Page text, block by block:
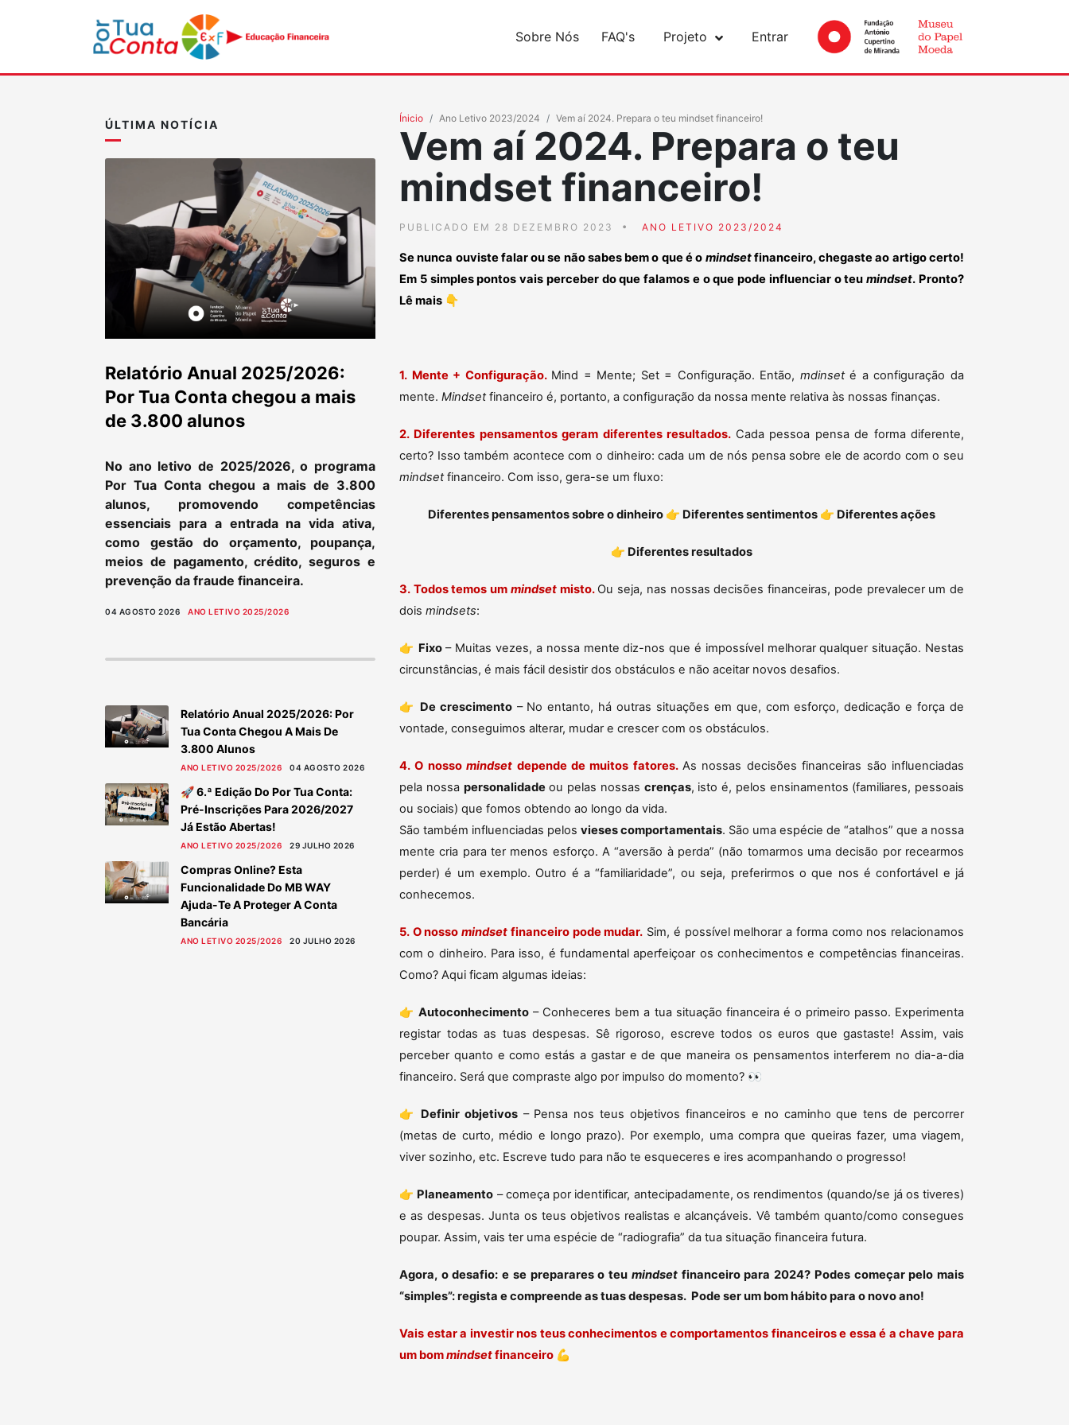
Sobre Nós FAQ's Projeto Entrar
ÚLTIMA NOTÍCIA
Relatório Anual 2025/2026:
Por Tua Conta chegou a mais
de 3.800 alunos
No ano letivo de 2025/2026, o programa
Por Tua Conta chegou a mais de 3.800
alunos, promovendo competências
essenciais para a entrada na vida ativa,
como gestão do orçamento, poupança,
meios de pagamento, crédito, seguros e
prevenção da fraude financeira.
04 AGOSTO 2026 ANO LETIVO 2025/2026
Relatório Anual 2025/2026: Por
Tua Conta Chegou A Mais De
3.800 Alunos
ANO LETIVO 2025/2026 04 AGOSTO 2026
🚀 6.ª Edição Do Por Tua Conta:
Pré-Inscrições Para 2026/2027
Já Estão Abertas!
ANO LETIVO 2025/2026 29 JULHO 2026
Compras Online? Esta
Funcionalidade Do MB WAY
Ajuda-Te A Proteger A Conta
Bancária
ANO LETIVO 2025/2026 20 JULHO 2026
Ínicio Ano Letivo 2023/2024 Vem aí 2024. Prepara o teu mindset financeiro!
Vem aí 2024. Prepara o teu
mindset financeiro!
PUBLICADO EM 28 DEZEMBRO 2023 ANO LETIVO 2023/2024
Se nunca ouviste falar ou se não sabes bem o que é o mindsetfinanceiro, chegaste ao artigo certo!
Em 5 simples pontos vais perceber do que falamos e o que pode influenciar o teumindset. Pronto?
Lê mais 👇
1. Mente + Configuração. Mind = Mente; Set = Configuração. Então, mdinseté a configuração da
mente. Mindsetfinanceiro é, portanto, a configuração da nossa mente relativa às nossas finanças.
2. Diferentes pensamentos geram diferentes resultados. Cada pessoa pensa de forma diferente,
certo? Isso também acontece com o dinheiro: cada um de nós pensa sobre ele de acordo com o seu
mindsetfinanceiro. Com isso, gera-se um fluxo:
Diferentes pensamentos sobre o dinheiro 👉 Diferentes sentimentos 👉 Diferentes ações
👉 Diferentes resultados
3. Todos temos um mindset misto. Ou seja, nas nossas decisões financeiras, pode prevalecer um de
dois mindsets:
👉 Fixo– Muitas vezes, a nossa mente diz-nos que é impossível melhorar qualquer situação. Nestas
circunstâncias, é mais fácil desistir dos obstáculos e não aceitar novos desafios.
👉 De crescimento– No entanto, há outras situações em que, com esforço, dedicação e força de
vontade, conseguimos alterar, mudar e crescer com os obstáculos.
4. O nossomindset depende de muitos fatores.As nossas decisões financeiras são influenciadas
pela nossa personalidadeou pelas nossas crenças, isto é, pelos ensinamentos (familiares, pessoais
ou sociais) que fomos obtendo ao longo da vida.
São também influenciadas pelos vieses comportamentais. São uma espécie de “atalhos” que a nossa
mente cria para ter menos esforço. A “aversão à perda” (não tomarmos uma decisão por recearmos
perder) é um exemplo. Outro é a “familiaridade”, ou seja, preferirmos o que nos é confortável e já
conhecemos.
5. O nossomindset financeiro pode mudar. Sim, é possível melhorar a forma como nos relacionamos
com o dinheiro. Para isso, é fundamental aperfeiçoar os conhecimentos e competências financeiras.
Como? Aqui ficam algumas ideias:
👉Autoconhecimento – Conheceres bem a tua situação financeira é o primeiro passo. Experimenta
registar todas as tuas despesas. Sê rigoroso, escreve todos os euros que gastaste! Assim, vais
perceber quanto e como estás a gastar e de que maneira os pensamentos interferem no dia-a-dia
financeiro. Será que compraste algo por impulso do momento? 👀
👉 Definir objetivos– Pensa nos teus objetivos financeiros e no caminho que tens de percorrer
(metas de curto, médio e longo prazo). Por exemplo, uma compra que queiras fazer, uma viagem,
viver sozinho, etc. Escreve tudo para não te esqueceres e ires acompanhando o progresso!
👉 Planeamento – começa por identificar, antecipadamente, os rendimentos (quando/se já os tiveres)
e as despesas. Junta os teus objetivos realistas e alcançáveis. Vê também quanto/como consegues
poupar. Assim, vais ter uma espécie de “radiografia” da tua situação financeira futura.
Agora, o desafio: e se preparares o teu mindset financeiro para 2024? Podes começar pelo mais
“simples”: regista e compreende as tuas despesas. Pode ser um bom hábito para o novo ano!
Vais estar a investir nos teus conhecimentos e comportamentos financeiros e essa é a chave para
um bommindsetfinanceiro 💪